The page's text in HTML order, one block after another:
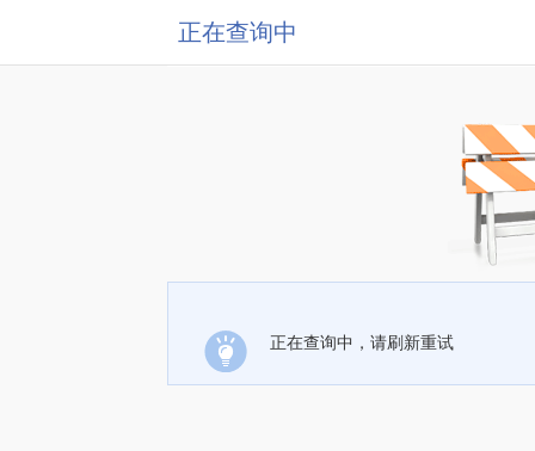
正在查询中
正在查询中，请刷新重试